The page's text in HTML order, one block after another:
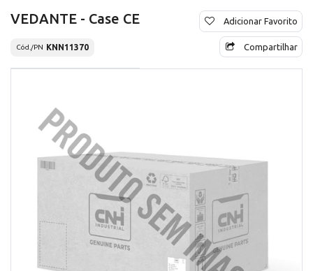
VEDANTE - Case CE
Cód./PN KNN11370
Adicionar Favorito
Compartilhar